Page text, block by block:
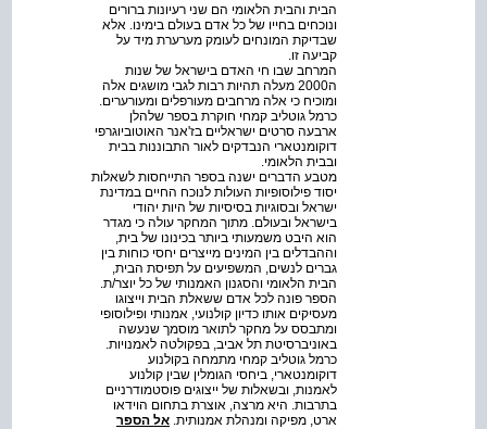
הבית והבית הלאומי הם שני רעיונות ברורים
ונוכחים בחייו של כל אדם בעולם בימינו. אלא
שבדיקת המונחים לעומק מערערת מיד על
קביעה זו.
המרחב שבו חי האדם בישראל של שנות
ה2000 מעלה תהיות רבות לגבי מושגים אלה
ומוכיח כי אלה מרחבים מעורפלים ומעורערים.
כרמל גוטליב קמחי חוקרת בספר שלהלן
ארבעה סרטים ישראליים בז'אנר האוטוביוגרפי
דוקומנטארי הנבדקים לאור התבוננות בבית
ובבית הלאומי.
מטבע הדברים ישנה בספר התייחסות לשאלות
יסוד פילוסופיות העולות לנוכח החיים במדינת
ישראל ובסוגיות בסיסיות של היות יהודי
בישראל ובעולם. מתוך המחקר עולה כי מגדר
הוא היבט משמעותי ביותר בכינונו של בית,
וההבדלים בין המינים מייצרים יחסי כוחות בין
גברים לנשים, המשפיעים על תפיסת הבית,
הבית הלאומי והסגנון האמנותי של כל יוצר/ת.
הספר פונה לכל אדם ששאלת הבית וייצוגו
מעסיקים אותו כדיון קולנועי, אמנותי ופילוסופי
ומתבסס על מחקר לתואר מוסמך שנעשה
באוניברסיטת תל אביב, בפקולטה לאמנויות.
כרמל גוטליב קמחי מתמחה בקולנוע
דוקומנטארי, ביחסי הגומלין שבין קולנוע
לאמנות, ובשאלות של ייצוגים פוסטמודרניים
בתרבות. היא מרצה, אוצרת בתחום הוידאו
ארט, מפיקה ומנהלת אמנותית. אל הספר